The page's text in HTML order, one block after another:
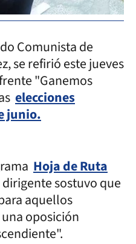
Comunista de
se refirió este jueves
"Ganemos
elecciones
junio.
Hoja de Ruta
sostuvo que
aquellos
oposición